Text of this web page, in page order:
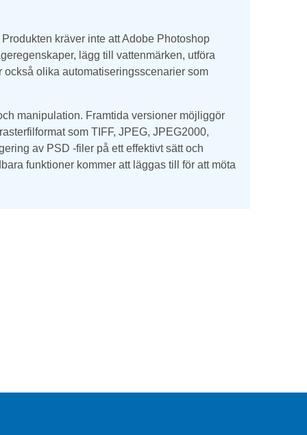
kräver inte att Adobe Photoshop
lägg till vattenmärken, utföra
olika automatiseringsscenarier som
manipulation. Framtida versioner möjliggör
som TIFF, JPEG, JPEG2000,
av PSD -filer på ett effektivt sätt och
funktioner kommer att läggas till för att möta